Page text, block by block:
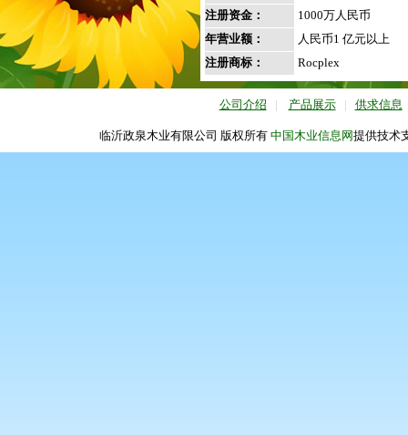
注册资金：
1000万人民币
年营业额：
人民币1 亿元以上
注册商标：
Rocplex
公司介绍 | 产品展示 | 供求信息
临沂政泉木业有限公司 版权所有 中国木业信息网提供技术